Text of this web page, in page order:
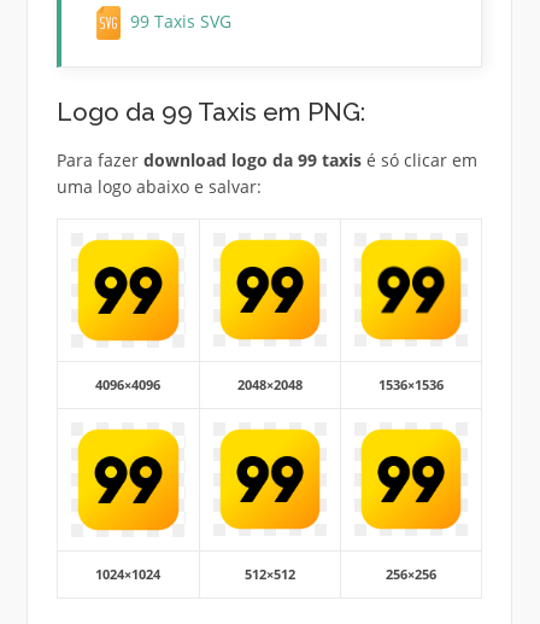
99 Taxis SVG
Logo da 99 Taxis em PNG:
Para fazer download logo da 99 taxisé só clicar em
uma logo abaixo e salvar:
4096×4096 2048×2048 1536×1536
1024×1024 512×512 256×256